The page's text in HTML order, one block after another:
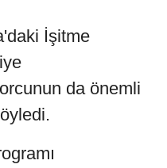
İşitme
da önemli